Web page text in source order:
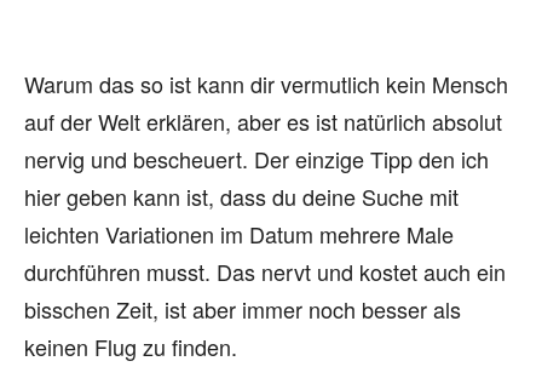
Warum das so ist kann dir vermutlich kein Mensch
auf der Welt erklären, aber es ist natürlich absolut
nervig und bescheuert. Der einzige Tipp den ich
hier geben kann ist, dass du deine Suche mit
leichten Variationen im Datum mehrere Male
durchführen musst. Das nervt und kostet auch ein
bisschen Zeit, ist aber immer noch besser als
keinen Flug zu finden.